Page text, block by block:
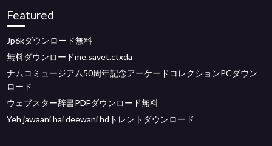
Featured
Jp6kダウンロード無料
無料ダウンロードme.savet.ctxda
ナムコミュージアム50周年記念アーケードコレクションPCダウン
ロード
ウェブスター辞書PDFダウンロード無料
Yeh jawaani hai deewani hdトレントダウンロード